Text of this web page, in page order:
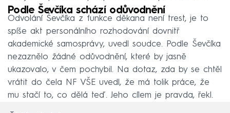
Podle Ševčíka schází odůvodnění
Odvolání Ševčíka z funkce děkana není trest, je to
spíše akt personálního rozhodování dovnitř
akademické samosprávy, uvedl soudce. Podle Ševčíka
nezaznělo žádné odůvodnění, které by jasně
ukazovalo, v čem pochybil. Na dotaz, zda by se chtěl
vrátit do čela NF VŠE uvedl, že má tolik práce, že
mu stačí to, co dělá teď. Jeho cílem je pravda, řekl.